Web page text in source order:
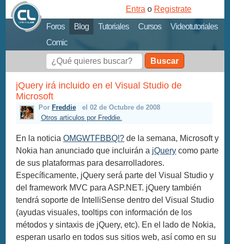
Foros Blog Tutoriales Cursos
Videotutoriales
Comic
Entra o Registrate
Buscar
jQuery irá incluido en el Visual Studio de
Microsoft
Por Freddie
el 02 de Octubre de 2008
Otros articulos por Freddie.
En la noticiaOMGWTFBBQ!? de la semana, Microsoft y
Nokia han anunciado que incluirán a jQuery como parte
de sus plataformas para desarrolladores.
Específicamente, jQuery será parte del Visual Studio y
del framework MVC para ASP.NET. jQuery también
tendrá soporte de IntelliSense dentro del Visual Studio
(ayudas visuales, tooltips con información de los
métodos y sintaxis de jQuery, etc). En el lado de Nokia,
esperan usarlo en todos sus sitios web, así como en su